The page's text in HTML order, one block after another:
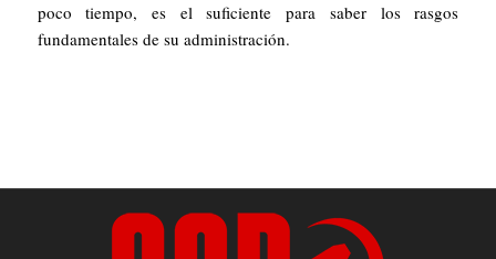
poco tiempo, es el suficiente para saber los rasgos
fundamentales de su administración.